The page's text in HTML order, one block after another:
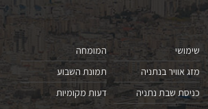
שימושי
מזג אוויר בנתניה
כניסת שבת נתניה
המומחה
תמונת השבוע
דעות מקומיות